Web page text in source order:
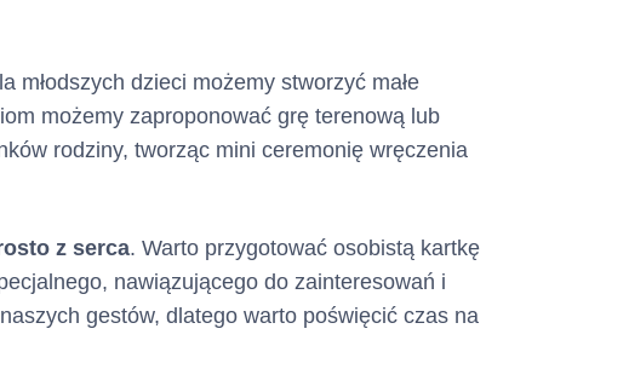
Cash.
na okres 360
dni z
o ile Klient lub
wypowie Umowy,
Karty
dzieci możemy stworzyć małe
możemy zaproponować grę terenową lub
rodziny, tworząc mini ceremonię wręczenia
z serca. Warto przygotować osobistą kartkę
nawiązującego do zainteresowań i
gestów, dlatego warto poświęcić czas na